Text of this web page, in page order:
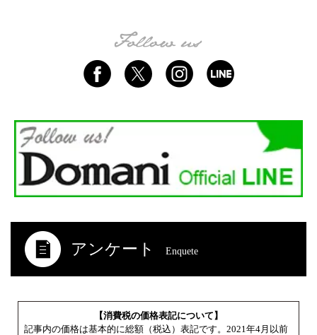
アンケート Enquete
【消費税の価格表記について】
記事内の価格は基本的に総額（税込）表記です。2021年4月以前